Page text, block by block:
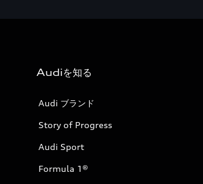
Audiを知る
Audi ブランド
Story of Progress
Audi Sport
Formula 1®